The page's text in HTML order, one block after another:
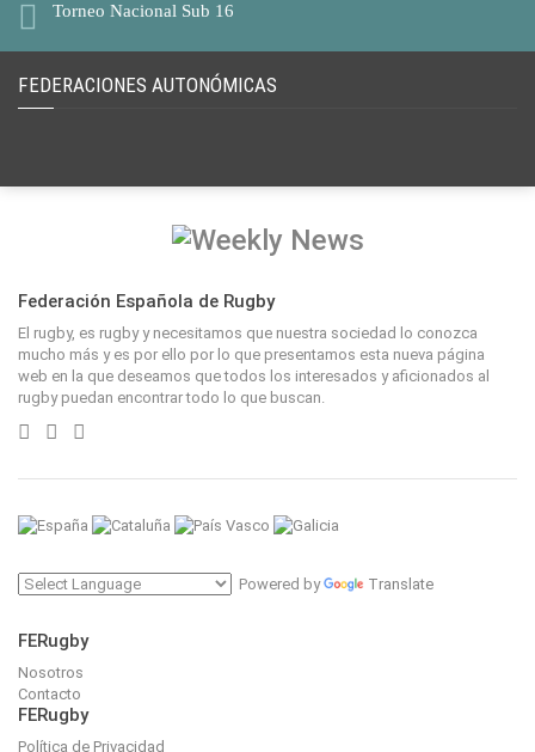
Torneo Nacional Sub 16
FEDERACIONES AUTONÓMICAS
Federación Española de Rugby
El rugby, es rugby y necesitamos que nuestra sociedad lo conozca
mucho más y es por ello por lo que presentamos esta nueva página
web en la que deseamos que todos los interesados y aficionados al
rugby puedan encontrar todo lo que buscan.
Powered by Translate
FERugby
Nosotros
Contacto
FERugby
Política de Privacidad